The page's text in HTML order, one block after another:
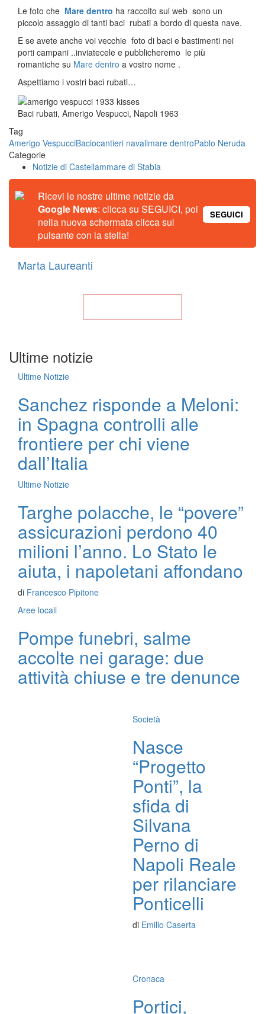
Le foto che Mare dentro ha raccolto sul web sono un
piccolo assaggio di tanti baci rubati a bordo di questa nave.
E se avete anche voi vecchie foto di baci e bastimenti nei
porti campani ..inviatecele e pubblicheremo le più
romantiche su Mare dentro a vostro nome .
Aspettiamo i vostri baci rubati…
Baci rubati, Amerigo Vespucci, Napoli 1963
Tag
Amerigo VespucciBaciocantieri navalimare dentroPablo Neruda
Categorie
Notizie di Castellammare di Stabia
Ricevi le nostre ultime notizie da
Google News: clicca su SEGUICI, poi
nella nuova schermata clicca sul
pulsante con la stella!
SEGUICI
Marta Laureanti
Ultime notizie
Ultime Notizie
Sanchez risponde a Meloni:
in Spagna controlli alle
frontiere per chi viene
dall’Italia
Ultime Notizie
Targhe polacche, le “povere”
assicurazioni perdono 40
milioni l’anno. Lo Stato le
aiuta, i napoletani affondano
di Francesco Pipitone
Aree locali
Pompe funebri, salme
accolte nei garage: due
attività chiuse e tre denunce
Società
Nasce
“Progetto
Ponti”, la
sfida di
Silvana
Perno di
Napoli Reale
per rilanciare
Ponticelli
di Emilio Caserta
Cronaca
Portici,